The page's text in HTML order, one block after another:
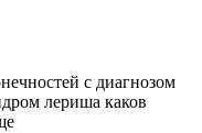
с диагнозом
лериша каков